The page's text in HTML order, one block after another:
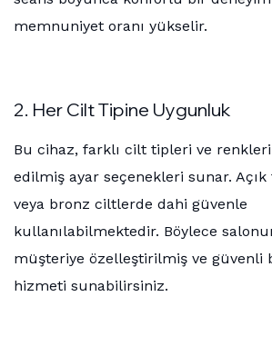
memnuniyet oranı yükselir.
2. Her Cilt Tipine Uygunluk
Bu cihaz, farklı cilt tipleri ve
edilmiş ayar seçenekleri sunar.
veya bronz ciltlerde dahi güvenle
kullanılabilmektedir. Böylece
müşteriye özelleştirilmiş ve güvenli
hizmeti sunabilirsiniz.